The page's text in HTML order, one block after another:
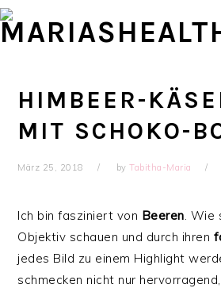
Skip
to
Skip
to
Skip
to
Skip
to
HIMBEER-
MIT SCHOKO-
März 25, 2018 byTabitha-Maria
Ich bin fasziniert von Beeren. Wie
Objektiv schauen und durch ihren
jedes Bild zu einem Highlight
schmecken nicht nur